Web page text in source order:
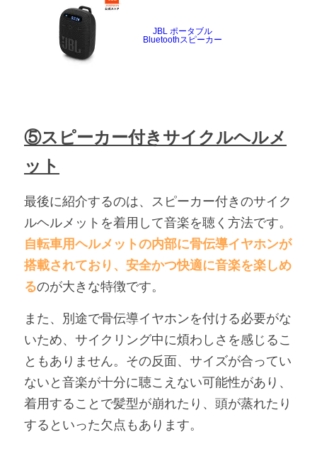
JBL ポータブル
Bluetoothスピーカー
⑤スピーカー付きサイクルヘルメ
ット
最後に紹介するのは、スピーカー付きのサイク
ルヘルメットを着用して音楽を聴く方法です。
自転車用ヘルメットの内部に骨伝導イヤホンが
搭載されており、安全かつ快適に音楽を楽しめ
るのが大きな特徴です。
また、別途で骨伝導イヤホンを付ける必要がな
いため、サイクリング中に煩わしさを感じるこ
ともありません。その反面、サイズが合ってい
ないと音楽が十分に聴こえない可能性があり、
着用することで髪型が崩れたり、頭が蒸れたり
するといった欠点もあります。